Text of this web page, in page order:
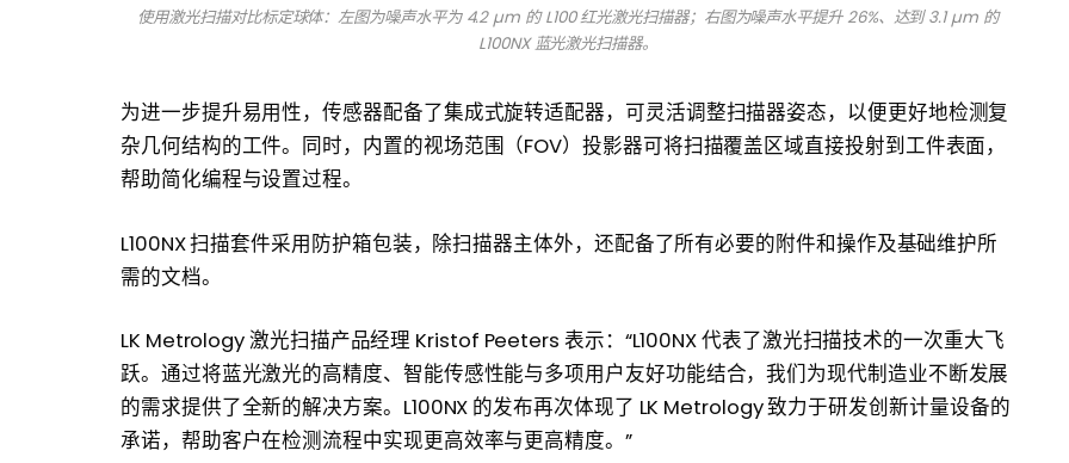
使用激光扫描对比标定球体：左图为噪声水平为 4.2 µm 的 L100 红光激光扫描器；右图为噪声水平提升 26%、达到 3.1 µm 的
L100NX 蓝光激光扫描器。
为进一步提升易用性，传感器配备了集成式旋转适配器，可灵活调整扫描器姿态，以便更好地检测复
杂几何结构的工件。同时，内置的视场范围（FOV）投影器可将扫描覆盖区域直接投射到工件表面，
帮助简化编程与设置过程。
L100NX 扫描套件采用防护箱包装，除扫描器主体外，还配备了所有必要的附件和操作及基础维护所
需的文档。
LK Metrology 激光扫描产品经理 Kristof Peeters 表示：“L100NX 代表了激光扫描技术的一次重大飞
跃。通过将蓝光激光的高精度、智能传感性能与多项用户友好功能结合，我们为现代制造业不断发展
的需求提供了全新的解决方案。L100NX 的发布再次体现了 LK Metrology 致力于研发创新计量设备的
承诺，帮助客户在检测流程中实现更高效率与更高精度。”